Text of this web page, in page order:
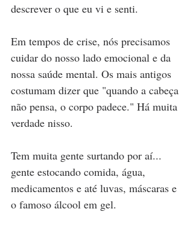
descrever o que eu vi e senti.
Em tempos de crise, nós precisamos
cuidar do nosso lado emocional e da
nossa saúde mental. Os mais antigos
costumam dizer que "quando a cabeça
não pensa, o corpo padece." Há muita
verdade nisso.
Tem muita gente surtando por aí...
gente estocando comida, água,
medicamentos e até luvas, máscaras e
o famoso álcool em gel.